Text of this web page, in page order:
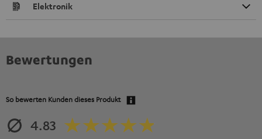
Elektronik
Bewertungen
So bewerten Kunden dieses Produkt
4.83